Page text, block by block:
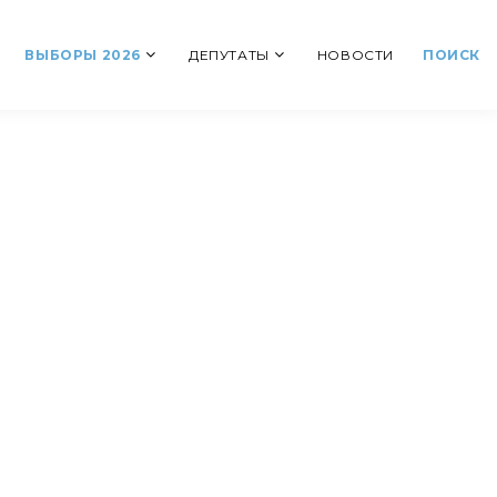
ВЫБОРЫ 2026 ДЕПУТАТЫ НОВОСТИ ПОИСК